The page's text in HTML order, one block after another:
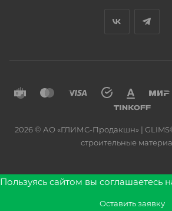
Оставить заявку
2026 © АО «ГЛИМС-Продакшн» |
строительные
Пользуясь сайтом вы соглашаетесь